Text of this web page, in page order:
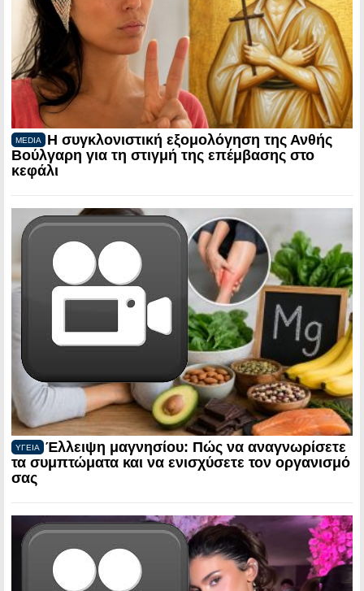
MEDIA
Η συγκλονιστική εξομολόγηση της Ανθής
Βούλγαρη για τη στιγμή της επέμβασης στο
κεφάλι
ΥΓΕΙΑ
Έλλειψη μαγνησίου: Πώς να αναγνωρίσετε
τα συμπτώματα και να ενισχύσετε τον οργανισμό
σας